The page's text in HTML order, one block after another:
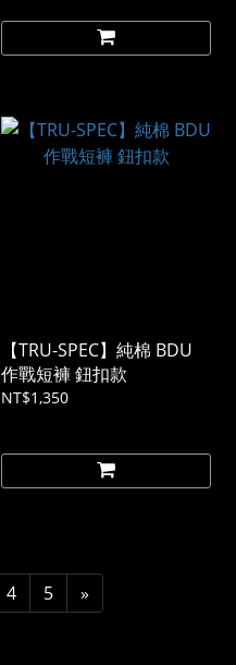
【TRU-SPEC】純棉 BDU
作戰短褲 鈕扣款
NT$1,350
4 5 »